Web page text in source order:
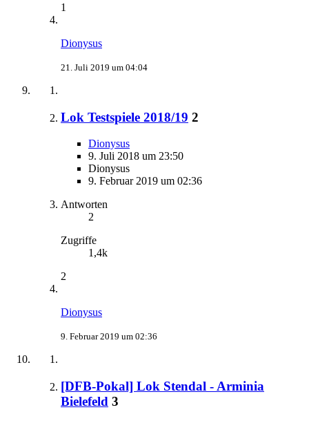
1
Dionysus
21. Juli 2019 um 04:04
Lok Testspiele 2018/19 2
Dionysus
9. Juli 2018 um 23:50
Dionysus
9. Februar 2019 um 02:36
Antworten
2
Zugriffe
1,4k
2
Dionysus
9. Februar 2019 um 02:36
[DFB-Pokal] Lok Stendal - Arminia
Bielefeld 3